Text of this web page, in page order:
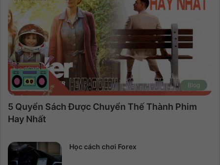
Blog
5 Quyển Sách Được Chuyển Thế Thành Phim
Hay Nhất
Học cách chơi Forex